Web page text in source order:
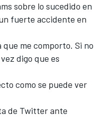
sobre lo sucedido en
fuerte accidente en
me comporto. Si no
digo que es
como se puede ver
de Twitterante